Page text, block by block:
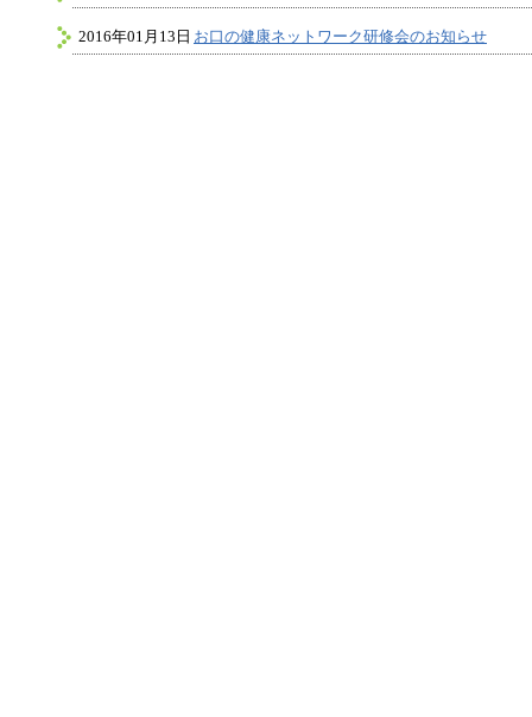
2016年01月13日 お口の健康ネットワーク研修会のお知らせ